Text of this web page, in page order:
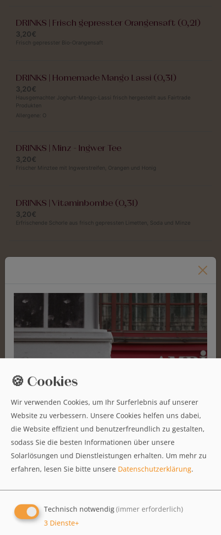
DRINKS | Frisch gepresster Orangensaft (0,2l)
3,20€
Frisch gepresster Bio-Orangensaft
DRINKS | Homemade Mango Lassi (0,3l)
3,20€
Hausgemachter Joghurt-Mango-Lassi frisch hergestellt aus Fairtrade
Produkten
Allergene: O
DRINKS | Minz - Ingwer Tee
3,20€
Frischer Minztee mit Ingwerstreifen, Orangen und Honig
DRINKS | Vitaminbombe (0,3l)
3,20€
Erfrischende Schorle aus frisch gepressten Limetten, Soda und Minze
Amritsari Chole (leicht scharf)
Kichererbsen gegart in einer nordindischen Sauce mit einer speziellen
Angoori Kofte
8,90€
Kartoffeln in einer nussigen und cremigen Sauce
Chicken Curry
zubereitet
Goan Chicken Masala (leicht scharf)
🍪 Cookies
Wir verwenden Cookies, um Ihr Surferlebnis auf unserer
Website zu verbessern. Unsere Cookies helfen uns dabei,
die Website effizient und benutzerfreundlich zu gestalten,
sodass Sie die besten Informationen über unsere
Solarlösungen und Dienstleistungen erhalten. Um mehr zu
erfahren, lesen Sie bitte unsere Datenschutzerklärung.
Technisch notwendig(immer erforderlich)
3 Dienste+